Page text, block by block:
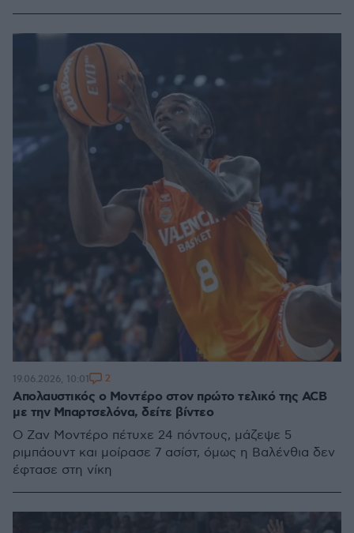
Απολαυστικός ο Μοντέρο στον πρώτο τελικό της ACB
με την Μπαρτσελόνα, δείτε βίντεο
Ο Ζαν Μοντέρο πέτυχε 24 πόντους, μάζεψε 5
ριμπάουντ και μοίρασε 7 ασίστ, όμως η Βαλένθια δεν
έφτασε στη νίκη
19.06.2026, 10:01 2